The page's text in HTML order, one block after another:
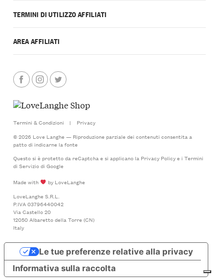
TERMINI DI UTILIZZO AFFILIATI
AREA AFFILIATI
Termini & Condizioni |
Privacy
© 2026 Love Langhe — Riproduzione parziale dei contenuti consentita a
patto di indicarne la fonte
Questo si è protetto da reCaptcha e si applicano la Privacy Policye i Termini
di Serviziodi Google
Made with
by LoveLanghe
LoveLanghe S.R.L.
P.IVA 03796440042
Via Castello 20
12050 Albaretto della Torre (CN)
Italy
Informativa sulla raccolta
Le tue preferenze relative alla privacy